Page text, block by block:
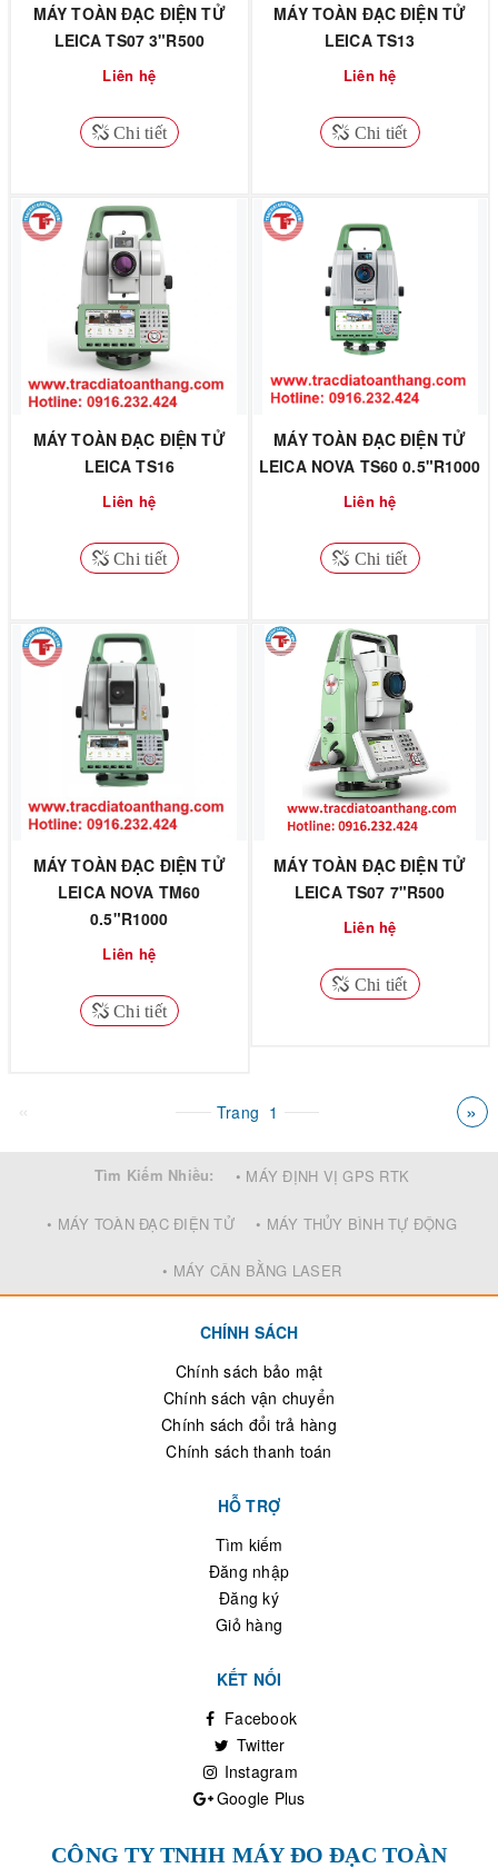
MÁY TOÀN ĐẠC ĐIỆN TỬ
LEICA TS07 3"R500
Liên hệ
Chi tiết
MÁY TOÀN ĐẠC ĐIỆN TỬ
LEICA TS13
Liên hệ
Chi tiết
MÁY TOÀN ĐẠC ĐIỆN TỬ
LEICA TS16
Liên hệ
Chi tiết
MÁY TOÀN ĐẠC ĐIỆN TỬ
LEICA NOVA TS60 0.5"R1000
Liên hệ
Chi tiết
MÁY TOÀN ĐẠC ĐIỆN TỬ
LEICA NOVA TM60
0.5"R1000
Liên hệ
Chi tiết
MÁY TOÀN ĐẠC ĐIỆN TỬ
LEICA TS07 7"R500
Liên hệ
Chi tiết
« Trang 1 »
Tìm Kiếm Nhiều: • MÁY ĐỊNH VỊ GPS RTK
• MÁY TOÀN ĐẠC ĐIỆN TỬ • MÁY THỦY BÌNH TỰ ĐỘNG
• MÁY CÂN BẰNG LASER
CHÍNH SÁCH
Chính sách bảo mật
Chính sách vận chuyển
Chính sách đổi trả hàng
Chính sách thanh toán
HỖ TRỢ
Tìm kiếm
Đăng nhập
Đăng ký
Giỏ hàng
KẾT NỐI
Facebook
Twitter
Instagram
Google Plus
CÔNG TY TNHH MÁY ĐO ĐẠC TOÀN